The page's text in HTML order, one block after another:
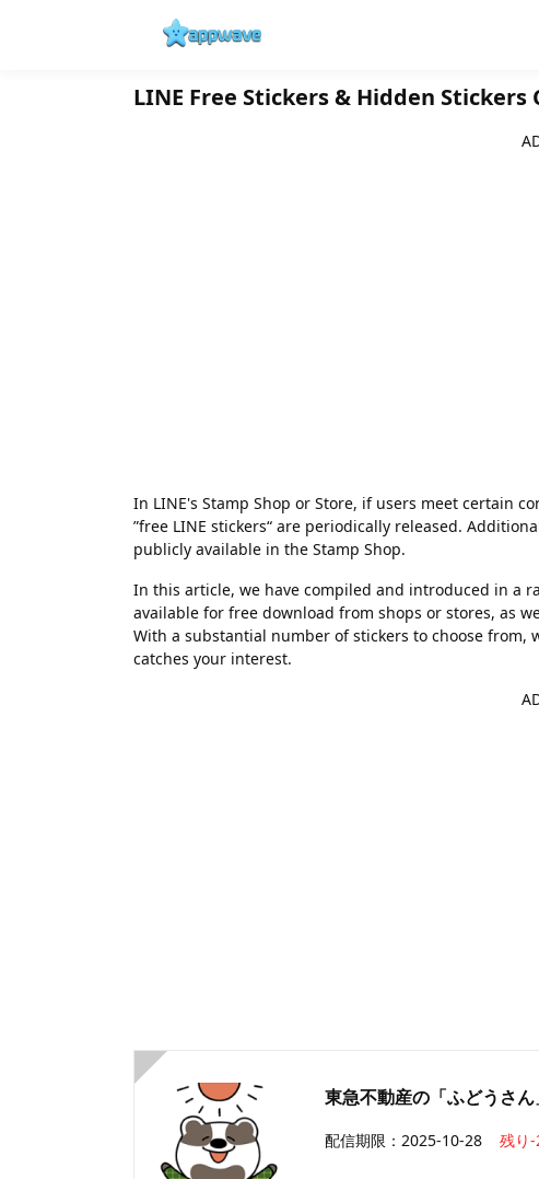
LINE Free Stickers & Hidden Stickers
In LINE's Stamp Shop or Store, if users meet certain
”free LINE stickers“ are periodically released.
publicly available in the Stamp Shop.
In this article, we have compiled and introduced in a
available for free download from shops or stores, as
With a substantial number of stickers to choose
catches your interest.
1
東急不動産の「ふどうさ
配信期限： 2025-10-28 残り-